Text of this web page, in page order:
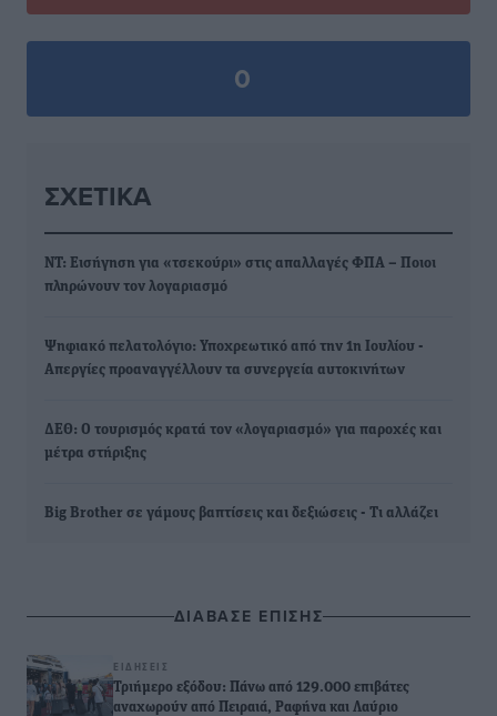
0
ΣΧΕΤΙΚΆ
ΝΤ: Εισήγηση για «τσεκούρι» στις απαλλαγές ΦΠΑ – Ποιοι
πληρώνουν τον λογαριασμό
Ψηφιακό πελατολόγιο: Υποχρεωτικό από την 1η Ιουλίου -
Απεργίες προαναγγέλλουν τα συνεργεία αυτοκινήτων
ΔΕΘ: Ο τουρισμός κρατά τον «λογαριασμό» για παροχές και
μέτρα στήριξης
Big Brother σε γάμους βαπτίσεις και δεξιώσεις - Τι αλλάζει
ΔΙΑΒΑΣΕ ΕΠΙΣΗΣ
ΕΙΔΉΣΕΙΣ
Τριήμερο εξόδου: Πάνω από 129.000 επιβάτες
αναχωρούν από Πειραιά, Ραφήνα και Λαύριο